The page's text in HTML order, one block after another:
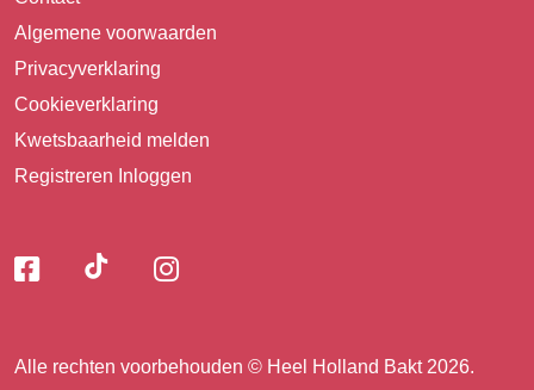
Algemene voorwaarden
Privacyverklaring
Cookieverklaring
Kwetsbaarheid melden
Registreren Inloggen
Volg
ons
Volg
Volg
Alle rechten voorbehouden © Heel Holland Bakt 2026.